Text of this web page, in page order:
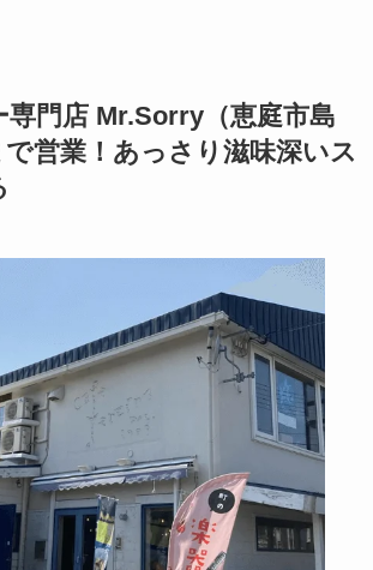
専門店 Mr.Sorry（恵庭市島
営業！あっさり滋味深いス